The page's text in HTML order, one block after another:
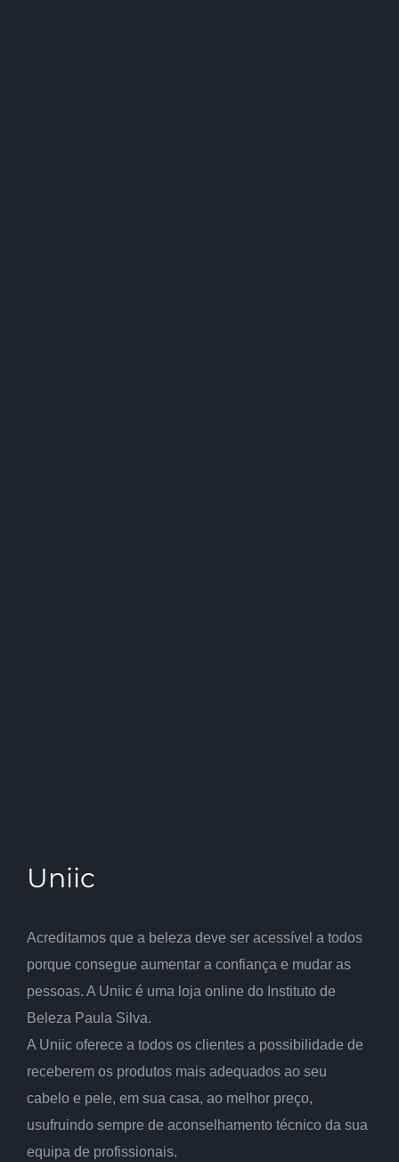
Uniic
Acreditamos que a beleza deve ser acessível a todos
porque consegue aumentar a confiança e mudar as
pessoas. A Uniic é uma loja online do Instituto de
Beleza Paula Silva.
A Uniic oferece a todos os clientes a possibilidade de
receberem os produtos mais adequados ao seu
cabelo e pele, em sua casa, ao melhor preço,
usufruindo sempre de aconselhamento técnico da sua
equipa de profissionais.